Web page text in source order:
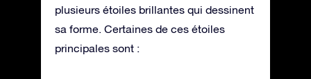
plusieurs étoiles brillantes qui dessinent
sa forme. Certaines de ces étoiles
principales sont :